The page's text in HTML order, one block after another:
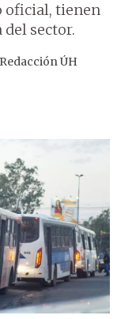
oficial, tienen
sector.
Redacción ÚH